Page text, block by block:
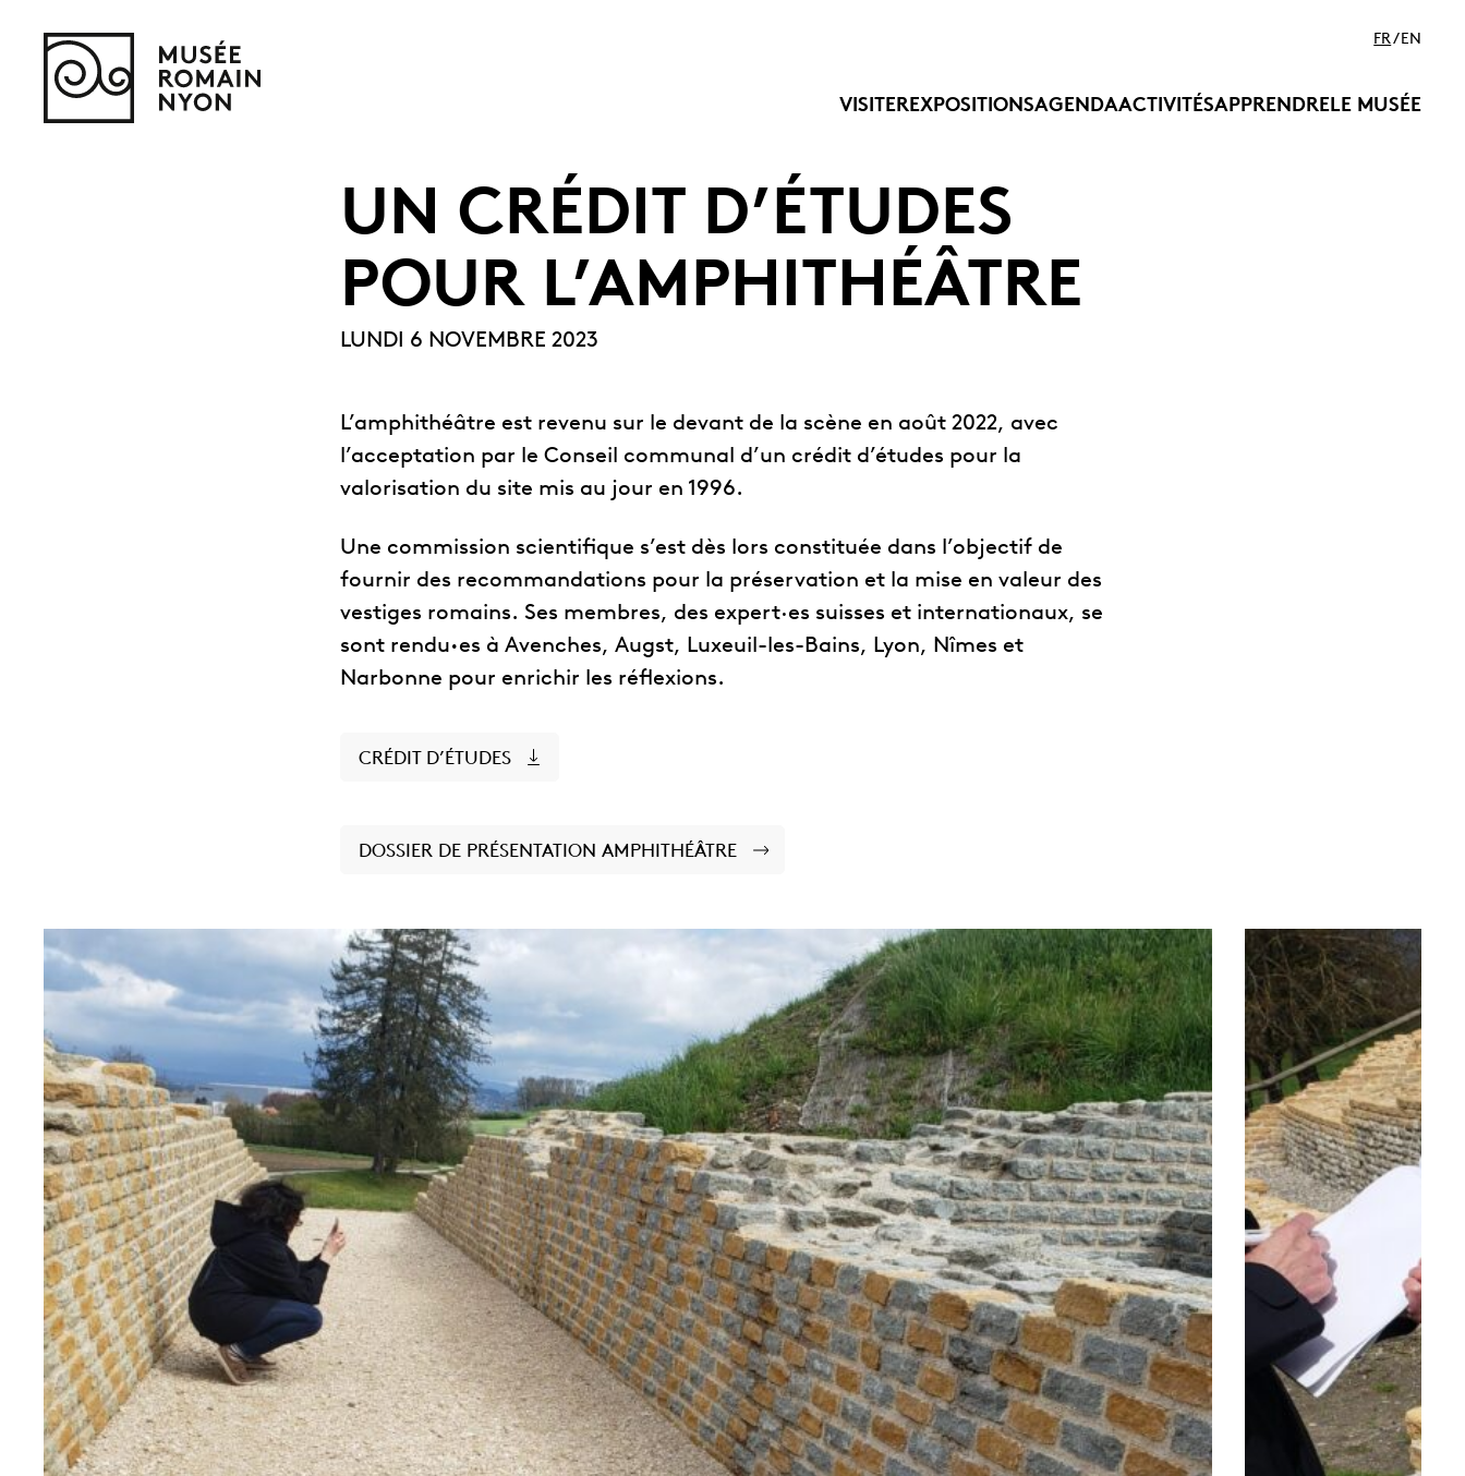
FR EN
VISITEREXPOSITIONSAGENDAACTIVITÉSAPPRENDRELE MUSÉE
UN CRÉDIT D’ÉTUDES
POUR L’AMPHITHÉÂTRE
LUNDI 6 NOVEMBRE 2023
L’amphithéâtre est revenu sur le devant de la scène en août 2022, avec
l’acceptation par le Conseil communal d’un crédit d’études pour la
valorisation du site mis au jour en 1996.
Une commission scientifique s’est dès lors constituée dans l’objectif de
fournir des recommandations pour la préservation et la mise en valeur des
vestiges romains. Ses membres, des expert·es suisses et internationaux, se
sont rendu·es à Avenches, Augst, Luxeuil-les-Bains, Lyon, Nîmes et
Narbonne pour enrichir les réflexions.
CRÉDIT D’ÉTUDES
DOSSIER DE PRÉSENTATION AMPHITHÉÂTRE